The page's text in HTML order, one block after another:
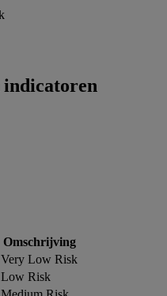
indicatoren
Omschrijving
Very Low Risk
Low Risk